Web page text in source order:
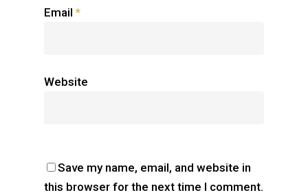
Email *
Website
Save my name, email, and website in
this browser for the next time I comment.